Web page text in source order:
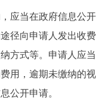
应当在政府信息公开
径向申请人发出收费
方式等。申请人应当
用，逾期未缴纳的视
公开申请。